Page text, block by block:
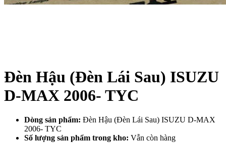
Đèn Hậu (Đèn Lái Sau) ISUZU
D-MAX 2006- TYC
Dòng sản phẩm: Đèn Hậu (Đèn Lái Sau) ISUZU D-MAX
2006- TYC
Số lượng sản phẩm trong kho: Vẫn còn hàng